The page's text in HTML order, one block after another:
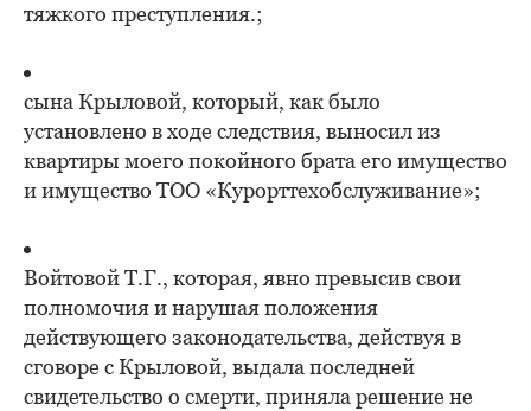
тяжкого преступления.;
сына Крыловой, который, как было
установлено в ходе следствия, выносил из
квартиры моего покойного брата его имущество
и имущество ТОО «Курорттехобслуживание»;
Войтовой Т.Г., которая, явно превысив свои
полномочия и нарушая положения
действующего законодательства, действуя в
сговоре с Крыловой, выдала последней
свидетельство о смерти, приняла решение не